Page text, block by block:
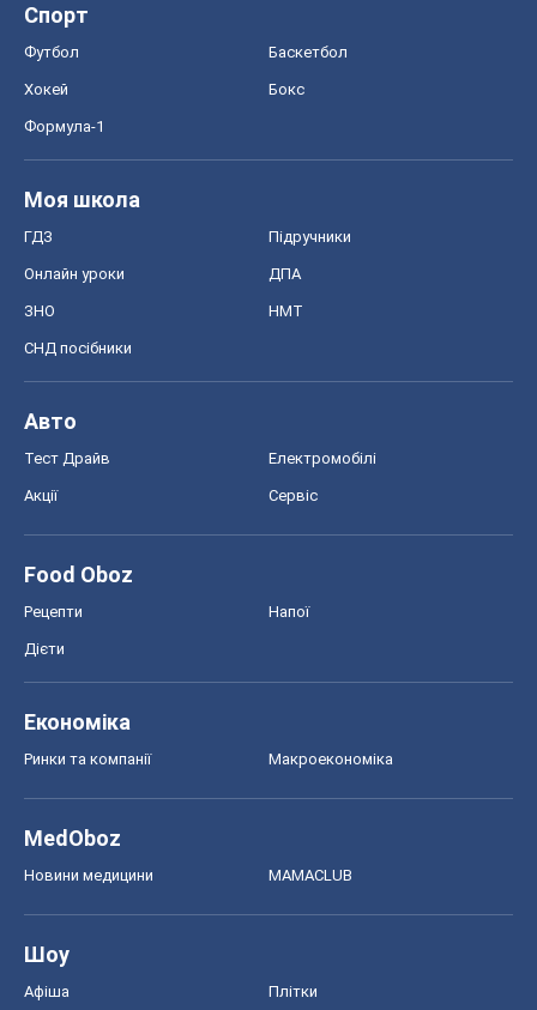
Спорт
Футбол Баскетбол
Хокей Бокс
Формула-1
Моя школа
ГДЗ Підручники
Онлайн уроки ДПА
ЗНО НМТ
СНД посібники
Авто
Тест Драйв Електромобілі
Акції Сервіс
Food Oboz
Рецепти Напої
Дієти
Економіка
Ринки та компанії Макроекономіка
MedOboz
Новини медицини MAMACLUB
Шоу
Афіша Плітки